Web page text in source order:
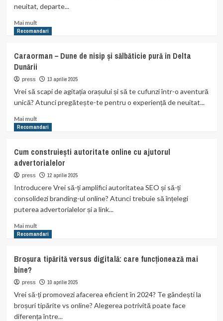
escapadă
weekend
neuitat, departe...
Mai multRead
more
Delta
Dunării
cu
toate
mesele
incluse
Recomandari
Caraorman – Dune de nisip și sălbăticie pură în Delta
Dunării
press 13 aprilie 2025
Vrei să scapi de agitația orașului și să te cufunzi într-o aventură
unică? Atunci pregătește-te pentru o experiență de neuitat...
Mai multRead
more
–
Dune
de
sălbăticie
pură
Delta
Dunării
Recomandari
Cum construiești autoritate online cu ajutorul
advertorialelor
press 12 aprilie 2025
Introducere Vrei să-ți amplifici autoritatea SEO și să-ți
consolidezi branding-ul online? Atunci trebuie să înțelegi
puterea advertorialelor și a link...
Mai multRead
more
construiești
online
cu
ajutorul
advertorialelor
Recomandari
Broșura tipărită versus digitală: care funcționează mai
bine?
press 10 aprilie 2025
Vrei să-ți promovezi afacerea eficient în 2024? Te gândești la
broșuri tipărite vs online? Alegerea potrivită poate face
diferența între...